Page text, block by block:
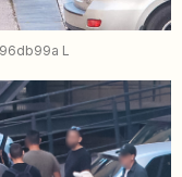
L